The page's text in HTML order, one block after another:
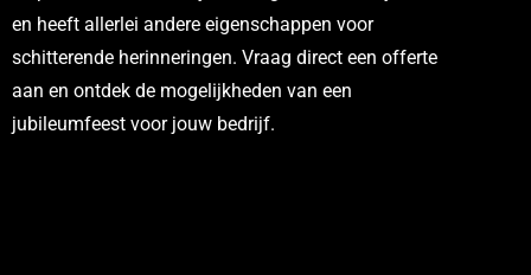
en heeft allerlei andere eigenschappen voor
schitterende herinneringen. Vraag direct een offerte
aan en ontdek de mogelijkheden van een
jubileumfeest voor jouw bedrijf.